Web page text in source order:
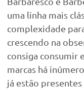
uma linha mais
complexidade
crescendo na
consiga consumir
marcas há
já estão